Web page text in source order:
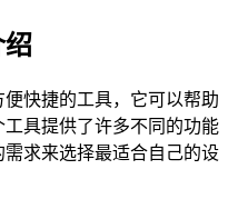
绍
快捷的工具，它可以帮助
具提供了许多不同的功能
求来选择最适合自己的设